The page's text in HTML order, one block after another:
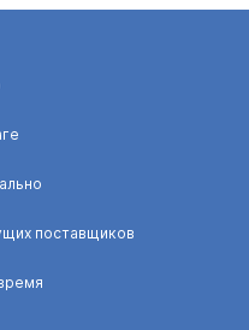
поставщиков